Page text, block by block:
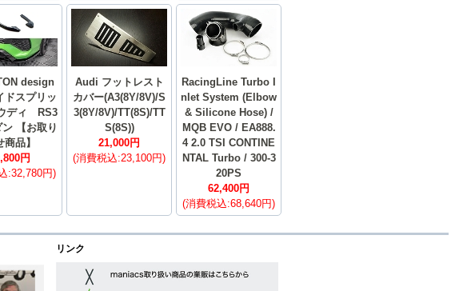
design
ドスプリッ
ディ RS3
【お取り
商品】
円
:32,780円)
Audi フットレスト
カバー(A3(8Y/8V)/S
3(8Y/8V)/TT(8S)/TT
S(8S))
21,000円
(消費税込:23,100円)
RacingLine Turbo I
nlet System (Elbow
& Silicone Hose) /
MQB EVO / EA888.
4 2.0 TSI CONTINE
NTAL Turbo / 300-3
20PS
62,400円
(消費税込:68,640円)
リンク